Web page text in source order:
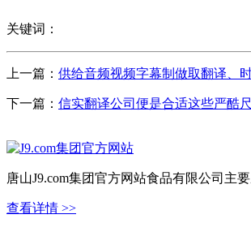
关键词：
上一篇： 供给音频视频字幕制做取翻译、
下一篇： 信实翻译公司便是合适这些严酷
唐山J9.com集团官方网站食品有限公司主
查看详情 >>